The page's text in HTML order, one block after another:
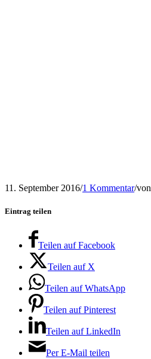
11. September 2016/1 Kommentar/von
Eintrag teilen
Teilen auf Facebook
Teilen auf X
Teilen auf WhatsApp
Teilen auf Pinterest
Teilen auf LinkedIn
Per E-Mail teilen